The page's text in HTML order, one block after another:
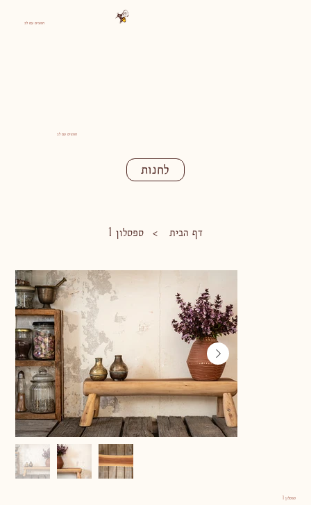
חפצים עם לב
דף הבית > ספסלון 1
ספסלון 1
חפצים עם לב
לחנות